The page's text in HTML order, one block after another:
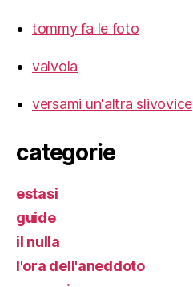
tommy fa le foto
valvola
versami un'altra slivovice
categorie
estasi
guide
il nulla
l'ora dell'aneddoto